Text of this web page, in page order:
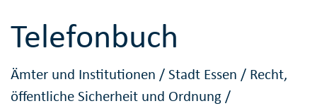
Telefonbuch
Ämter und Institutionen /Stadt Essen / Recht,
öffentliche Sicherheit und Ordnung /